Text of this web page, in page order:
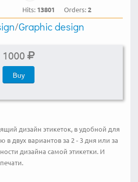
Hits: 13801 Orders:2
/Graphic design
1000
Buy
дизайн этикеток, в удобной для
в двух вариантов за 2 - 3 дня или за
дизайна самой этикетки. И